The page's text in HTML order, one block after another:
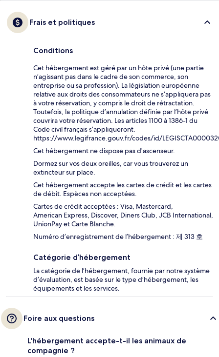
Frais et politiques
Conditions
Cet hébergement est géré par un hôte privé (une partie
n’agissant pas dans le cadre de son commerce, son
entreprise ou sa profession). La législation européenne
relative aux droits des consommateurs ne s’appliquera pas
à votre réservation, y compris le droit de rétractation.
Toutefois, la politique d’annulation définie par l’hôte privé
couvrira votre réservation. Les articles 1100 à 1386-1 du
Code civil français s’appliqueront.
https://www.legifrance.gouv.fr/codes/id/
Cet hébergement ne dispose pas d'ascenseur.
Dormez sur vos deux oreilles, car vous trouverez un
extincteur sur place.
Cet hébergement accepte les cartes de crédit et les cartes
de débit. Espèces non acceptées.
Cartes de crédit acceptées : Visa, Mastercard,
American Express, Discover, Diners Club, JCB International,
UnionPay et Carte Blanche.
Numéro d’enregistrement de l’hébergement : 제 313 호
Catégorie d’hébergement
La catégorie de l’hébergement, fournie par notre système
d’évaluation, est basée sur le type d’hébergement, les
équipements et les services.
Foire aux questions
L'hébergement accepte-t-il les animaux de
compagnie ?